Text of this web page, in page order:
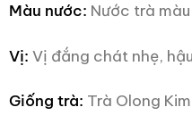
Màu nước: Nước trà
Vị: Vị đắng chát nhẹ,
Giống trà: Trà Olong